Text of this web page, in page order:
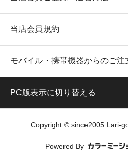
当店会員規約
モバイル・携帯機器からのご注
PC版表示に切り替える
Copyright © since2005 Lari-
Powered By